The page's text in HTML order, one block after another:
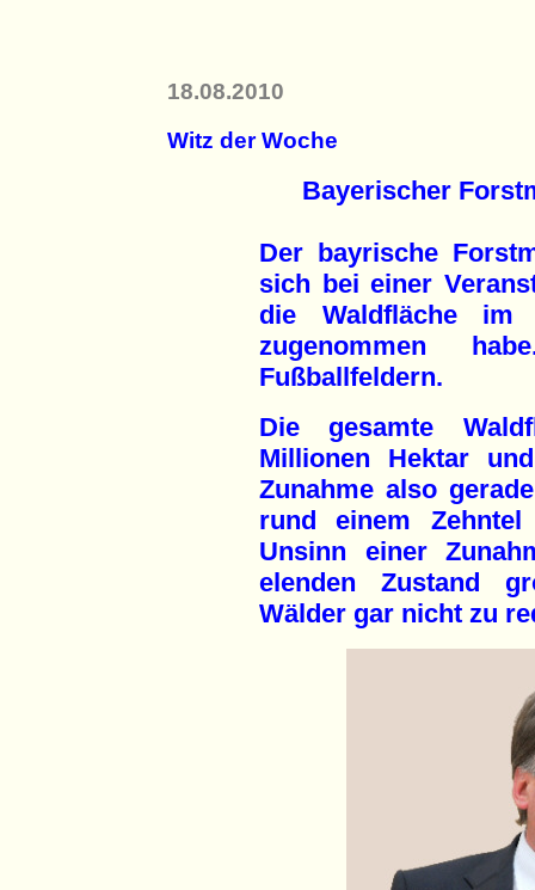
18.08.2010
Witz der Woche
Bayerischer
Der bayrische
sich bei einer
die Waldfläche im
zugenommen
Fußballfeldern.
Die gesamte
Millionen Hektar
Zunahme also
rund einem
Unsinn einer
elenden Zustand
Wälder gar nicht zu